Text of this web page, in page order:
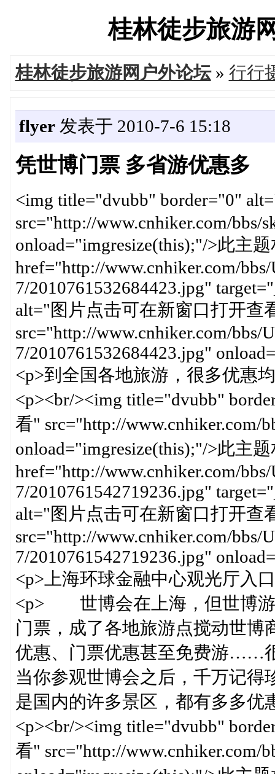
桂林徒步旅游
桂林徒步旅游网户外论坛» 行行
flyer发表于 2010-7-6 15:18
凭世博门票 多省游优惠多
<img title="dvubb" border="0"
src="http://www.cnhiker.com/bbs/
onload="imgresize(this);"/>此主
href="http://www.cnhiker.com/
7/2010761532684423.jpg"
alt="图片点击可在新窗口打开查
src="http://www.cnhiker.com/bbs/
7/2010761532684423.jpg"
<p>到全国各地旅游，很多优惠
<p><br/><img title="dvubb"
看" src="http://www.cnhiker.com/
onload="imgresize(this);"/>此主
href="http://www.cnhiker.com/
7/2010761542719236.jpg"
alt="图片点击可在新窗口打开查
src="http://www.cnhiker.com/bbs/
7/2010761542719236.jpg"
<p>上海环球金融中心观光厅入
<p> 世博会在上海，但世博游
门票，成了各地旅游点搅动世博
优惠、门票优惠甚至免费游……
当你参观世博会之后，千万记得
是国内的许多景区，都有多多优
<p><br/><img title="dvubb"
看" src="http://www.cnhiker.com/